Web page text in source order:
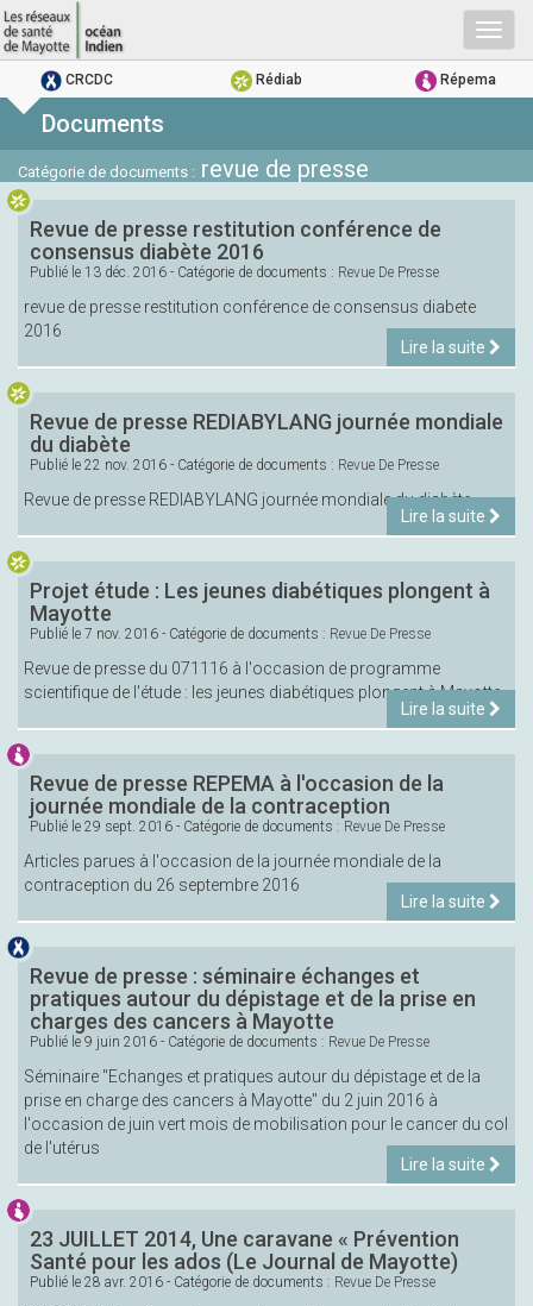
CRCDC Rédiab Répema
Documents
Catégorie de documents : revue de presse
Revue de presse restitution conférence de
consensus diabète 2016
Publié le 13 déc. 2016 - Catégorie de documents : Revue De Presse
revue de presse restitution conférence de consensus diabete
2016
Lire la suite
Revue de presse REDIABYLANG journée mondiale
du diabète
Publié le 22 nov. 2016 - Catégorie de documents : Revue De Presse
Revue de presse REDIABYLANG journée mondiale du diabète
Lire la suite
Projet étude : Les jeunes diabétiques plongent à
Mayotte
Publié le 7 nov. 2016 - Catégorie de documents : Revue De Presse
Revue de presse du 071116 à l'occasion de programme
scientifique de l'étude : les jeunes diabétiques plongent à Mayotte
Lire la suite
Revue de presse REPEMA à l'occasion de la
journée mondiale de la contraception
Publié le 29 sept. 2016 - Catégorie de documents : Revue De Presse
Articles parues à l'occasion de la journée mondiale de la
contraception du 26 septembre 2016
Lire la suite
Revue de presse : séminaire échanges et
pratiques autour du dépistage et de la prise en
charges des cancers à Mayotte
Publié le 9 juin 2016 - Catégorie de documents : Revue De Presse
Séminaire "Echanges et pratiques autour du dépistage et de la
prise en charge des cancers à Mayotte" du 2 juin 2016 à
l'occasion de juin vert mois de mobilisation pour le cancer du col
de l'utérus
Lire la suite
23 JUILLET 2014, Une caravane « Prévention
Santé pour les ados (Le Journal de Mayotte)
Publié le 28 avr. 2016 - Catégorie de documents : Revue De Presse